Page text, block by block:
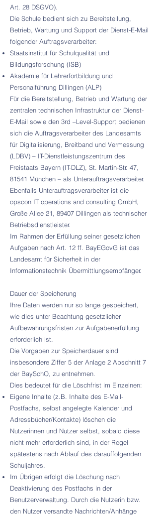
Art. 28 DSGVO).
Die Schule bedient sich zu Bereitstellung,
Betrieb, Wartung und Support der Dienst-E-Mail
folgender Auftragsverarbeiter:
Staatsinstitut für Schulqualität und
Bildungsforschung (ISB)
Akademie für Lehrerfortbildung und
Personalführung Dillingen (ALP)
Für die Bereitstellung, Betrieb und Wartung der
zentralen technischen Infrastruktur der Dienst-
E-Mail sowie den 3rd –Level-Support bedienen
sich die Auftragsverarbeiter des Landesamts
für Digitalisierung, Breitband und Vermessung
(LDBV) – IT-Dienstleistungszentrum des
Freistaats Bayern (IT-DLZ), St. Martin-Str. 47,
81541 München – als Unterauftragsverarbeiter.
Ebenfalls Unterauftragsverarbeiter ist die
opscon IT operations and consulting GmbH,
Große Allee 21, 89407 Dillingen als technischer
Betriebsdienstleister.
Im Rahmen der Erfüllung seiner gesetzlichen
Aufgaben nach Art. 12 ff. BayEGovG ist das
Landesamt für Sicherheit in der
Informationstechnik Übermittlungsempfänger.
Dauer der Speicherung
Ihre Daten werden nur so lange gespeichert,
wie dies unter Beachtung gesetzlicher
Aufbewahrungsfristen zur Aufgabenerfüllung
erforderlich ist.
Die Vorgaben zur Speicherdauer sind
insbesondere Ziffer 5 der Anlage 2 Abschnitt 7
der BaySchO, zu entnehmen.
Dies bedeutet für die Löschfrist im Einzelnen:
Eigene Inhalte (z.B. Inhalte des E-Mail-
Postfachs, selbst angelegte Kalender und
Adressbücher/Kontakte) löschen die
Nutzerinnen und Nutzer selbst, sobald diese
nicht mehr erforderlich sind, in der Regel
spätestens nach Ablauf des darauffolgenden
Schuljahres.
Im Übrigen erfolgt die Löschung nach
Deaktivierung des Postfachs in der
Benutzerverwaltung. Durch die Nutzerin bzw.
den Nutzer versandte Nachrichten/Anhänge